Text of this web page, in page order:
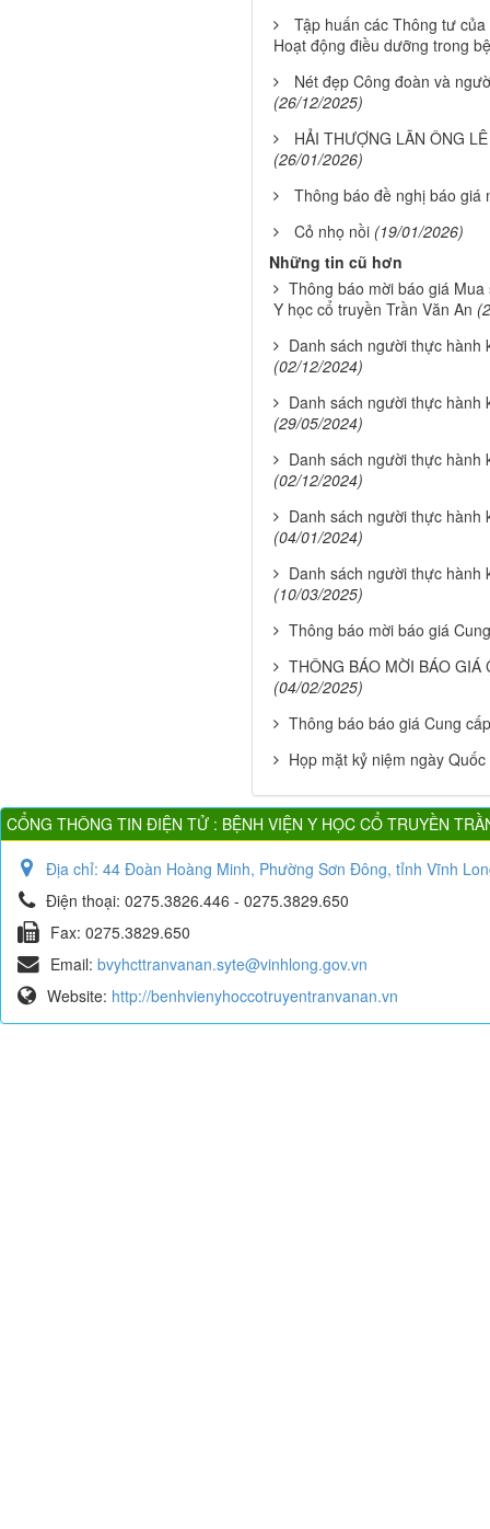
Tập huấn các Thông tư
Hoạt động điều dưỡng trong
Nét đẹp Công đoàn và
(26/12/2025)
HẢI THƯỢNG LÃN ÔNG
(26/01/2026)
Thông báo đề nghị báo giá
Cỏ nhọ nồi (19/01/2026)
Những tin cũ hơn
Thông báo mời báo giá
Y học cổ truyền Trần Văn An
Danh sách người thực hành
(02/12/2024)
Danh sách người thực hành
(29/05/2024)
Danh sách người thực hành
(02/12/2024)
Danh sách người thực hành
(04/01/2024)
Danh sách người thực hành
(10/03/2025)
Thông báo mời báo giá
THÔNG BÁO MỜI BÁO GIÁ
(04/02/2025)
Thông báo báo giá Cung
Họp mặt kỷ niệm ngày
CỔNG THÔNG TIN ĐIỆN TỬ : BỆNH VIỆN Y HỌC CỔ TRUYỀN
Địa chỉ: 44 Đoàn Hoàng Minh, Phường Sơn Đông, tỉnh Vĩnh
Điện thoại: 0275.3826.446 - 0275.3829.650
Fax: 0275.3829.650
Email: bvyhcttranvanan.syte@vinhlong.gov.vn
Website: http://benhvienyhoccotruyentranvanan.vn